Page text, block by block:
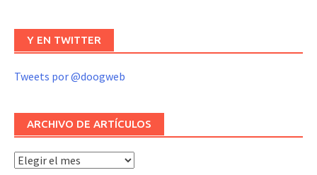
Y EN TWITTER
Tweets por @doogweb
ARCHIVO DE ARTÍCULOS
Archivo